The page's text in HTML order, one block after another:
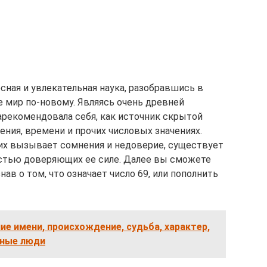
и увлекательная наука, разобравшись в
по-новому. Являясь очень древней
себя, как источник скрытой
времени и прочих числовых значениях.
вызывает сомнения и недоверие, существует
доверяющих ее силе. Далее вы сможете
о том, что означает число 69, или пополнить
имени, происхождение, судьба, характер,
люди